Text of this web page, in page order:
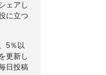
ェアし
に立つ
5％以
更新し
日投稿